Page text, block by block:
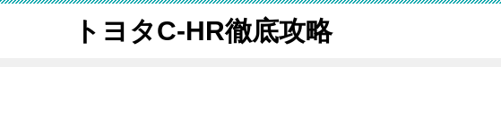
トヨタC-HR徹底攻略